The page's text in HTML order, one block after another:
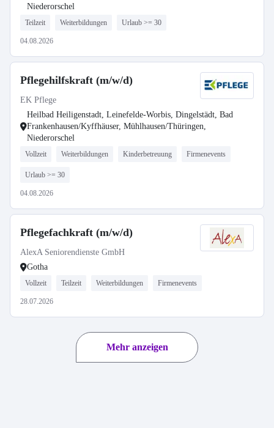
Niederorschel
Teilzeit Weiterbildungen Urlaub >= 30
04.08.2026
Pflegehilfskraft (m/w/d)
EK Pflege
Heilbad Heiligenstadt, Leinefelde-Worbis, Dingelstädt, Bad
Frankenhausen/Kyffhäuser, Mühlhausen/Thüringen,
Niederorschel
Vollzeit Weiterbildungen Kinderbetreuung Firmenevents
Urlaub >= 30
04.08.2026
Pflegefachkraft (m/w/d)
AlexA Seniorendienste GmbH
Gotha
Vollzeit Teilzeit Weiterbildungen Firmenevents
28.07.2026
Mehr anzeigen